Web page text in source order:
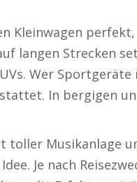
Kleinwagen
langen Strecken
Wer
In bergigen
toller Musikanlage
Je nach